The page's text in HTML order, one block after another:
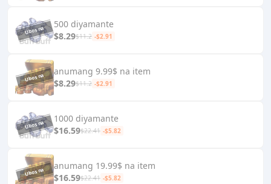
500 diyamante
$8.29$11.2 -$2.91
anumang 9.99$ na item
$8.29$11.2 -$2.91
1000 diyamante
$16.59$22.41 -$5.82
anumang 19.99$ na item
$16.59$22.41 -$5.82